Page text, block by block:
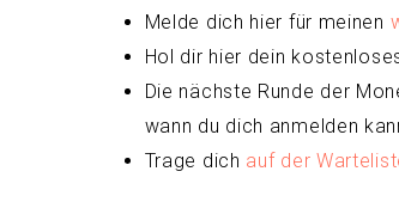
Melde dich hier für meinen
Hol dir hier dein
Die nächste Runde der
wann du dich anmelden
Trage dich auf der